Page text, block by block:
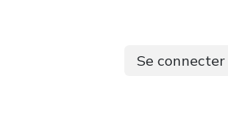
Se connecter